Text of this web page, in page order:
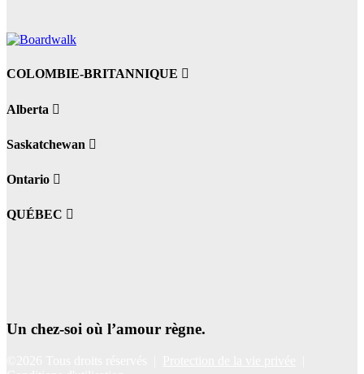
COLOMBIE-BRITANNIQUE
Alberta
Saskatchewan
Ontario
QUÉBEC
Un chez-soi où l’amour règne.